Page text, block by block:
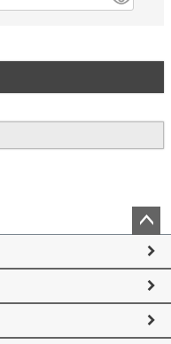
ペー
ップ
へ